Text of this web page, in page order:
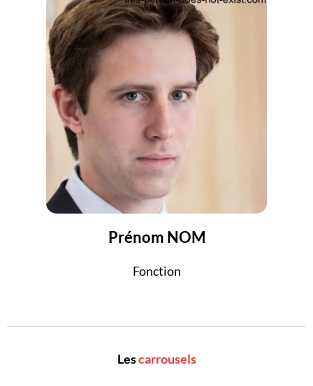
Prénom NOM
Fonction
Lescarrousels